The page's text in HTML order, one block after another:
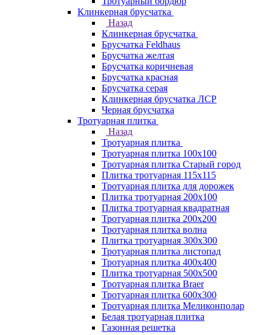
Клинкерная брусчатка
Назад
Клинкерная брусчатка
Брусчатка Feldhaus
Брусчатка желтая
Брусчатка коричневая
Брусчатка красная
Брусчатка серая
Клинкерная брусчатка ЛСР
Черная брусчатка
Тротуарная плитка
Назад
Тротуарная плитка
Тротуарная плитка 100x100
Тротуарная плитка Старый город
Плитка тротуарная 115x115
Тротуарная плитка для дорожек
Плитка тротуарная 200х100
Плитка тротуарная квадратная
Тротуарная плитка 200х200
Тротуарная плитка волна
Плитка тротуарная 300х300
Тротуарная плитка листопад
Тротуарная плитка 400х400
Плитка тротуарная 500x500
Тротуарная плитка Braer
Тротуарная плитка 600х300
Тротуарная плитка Меликонполар
Белая тротуарная плитка
Газонная решетка